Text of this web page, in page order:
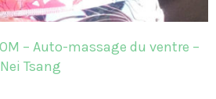
– Auto-massage du ventre –
Tsang